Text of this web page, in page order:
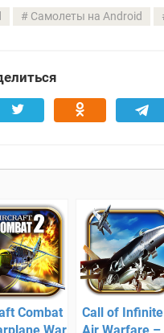
Самолеты на Android
Combat
War
Call of Infinite
Air Warfare –